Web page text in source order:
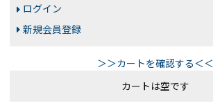
ログイン
新規会員登録
＞＞カートを確認する＜＜
カートは空です